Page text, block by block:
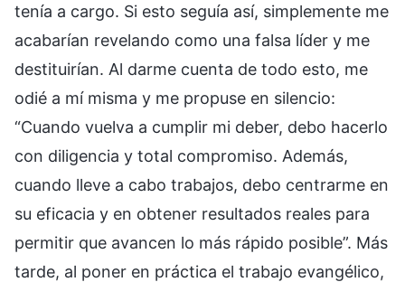
tenía a cargo. Si esto seguía así, simplemente me
acabarían revelando como una falsa líder y me
destituirían. Al darme cuenta de todo esto, me
odié a mí misma y me propuse en silencio:
“Cuando vuelva a cumplir mi deber, debo hacerlo
con diligencia y total compromiso. Además,
cuando lleve a cabo trabajos, debo centrarme en
su eficacia y en obtener resultados reales para
permitir que avancen lo más rápido posible”. Más
tarde, al poner en práctica el trabajo evangélico,